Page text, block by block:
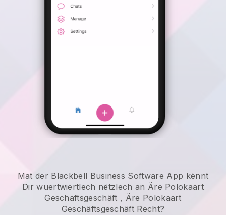
Mat der Blackbell Business Software App kënnt
Dir wuertwiertlech nëtzlech an Äre Polokaart
Geschäftsgeschäft , Äre Polokaart
Geschäftsgeschäft Recht?